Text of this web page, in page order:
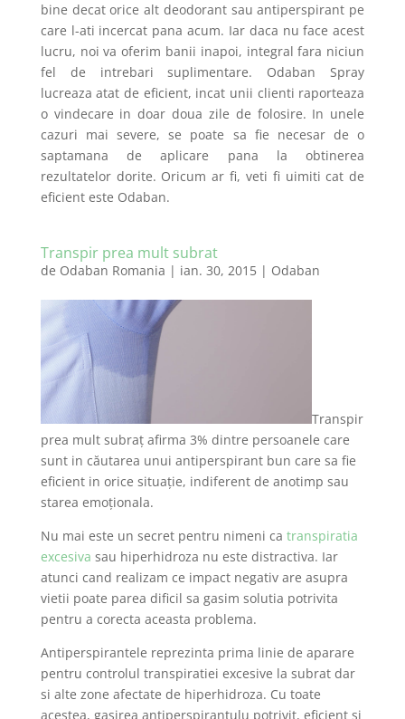
bine decat orice alt deodorant sau antiperspirant pe
care l-ati incercat pana acum. Iar daca nu face acest
lucru, noi va oferim banii inapoi, integral fara niciun
fel de intrebari suplimentare. Odaban Spray
lucreaza atat de eficient, incat unii clienti raporteaza
o vindecare in doar doua zile de folosire. In unele
cazuri mai severe, se poate sa fie necesar de o
saptamana de aplicare pana la obtinerea
rezultatelor dorite. Oricum ar fi, veti fi uimiti cat de
eficient este Odaban.
Transpir prea mult subrat
de Odaban Romania | ian. 30, 2015| Odaban
Transpir
prea mult subraț afirma 3% dintre persoanele care
sunt in căutarea unui antiperspirant bun care sa fie
eficient in orice situație, indiferent de anotimp sau
starea emoționala.
Nu mai este un secret pentru nimeni ca transpiratia
excesiva sau hiperhidroza nu este distractiva. Iar
atunci cand realizam ce impact negativ are asupra
vietii poate parea dificil sa gasim solutia potrivita
pentru a corecta aceasta problema.
Antiperspirantele reprezinta prima linie de aparare
pentru controlul transpiratiei excesive la subrat dar
si alte zone afectate de hiperhidroza. Cu toate
acestea, gasirea antiperspirantulu potrivit, eficient si